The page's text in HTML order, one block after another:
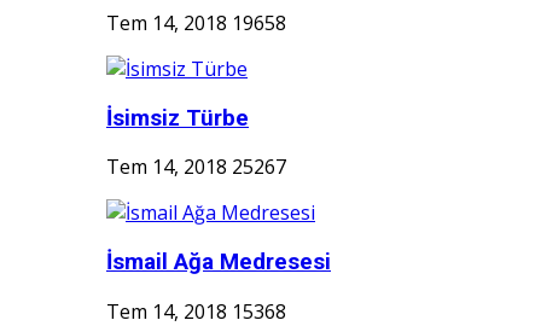
Tem 14, 2018 19658
İsimsiz Türbe
Tem 14, 2018 25267
İsmail Ağa Medresesi
Tem 14, 2018 15368